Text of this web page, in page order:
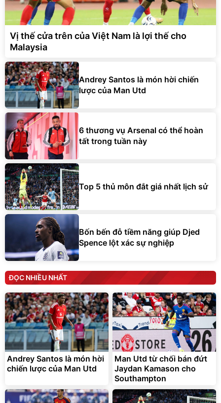
Vị thế cửa trên của Việt Nam là lợi thế cho
Malaysia
Andrey Santos là món hời chiến
lược của Man Utd
6 thương vụ Arsenal có thể hoàn
tất trong tuần này
Top 5 thủ môn đắt giá nhất lịch sử
Bốn bến đỗ tiềm năng giúp Djed
Spence lột xác sự nghiệp
ĐỌC NHIỀU NHẤT
Andrey Santos là món hời
chiến lược của Man Utd
Man Utd từ chối bán đứt
Jaydan Kamason cho
Southampton